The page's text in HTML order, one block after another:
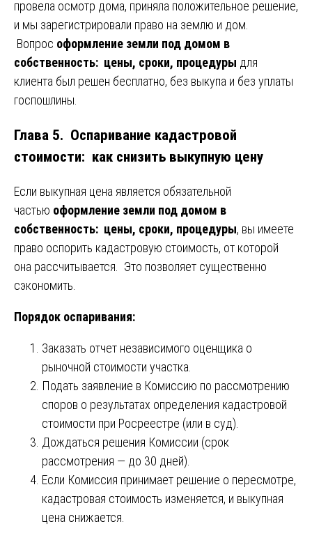
провела осмотр дома, приняла положительное решение,
и мы зарегистрировали право на землю и дом.
Вопрос оформление земли под домом в
собственность: цены, сроки, процедуры для
клиента был решен бесплатно, без выкупа и без уплаты
госпошлины.
Глава 5. Оспаривание кадастровой
стоимости: как снизить выкупную цену
Если выкупная цена является обязательной
частью оформление земли под домом в
собственность: цены, сроки, процедуры, вы имеете
право оспорить кадастровую стоимость, от которой
она рассчитывается. Это позволяет существенно
сэкономить.
Порядок оспаривания:
Заказать отчет независимого оценщика о
рыночной стоимости участка.
Подать заявление в Комиссию по рассмотрению
споров о результатах определения кадастровой
стоимости при Росреестре (или в суд).
Дождаться решения Комиссии (срок
рассмотрения — до 30 дней).
Если Комиссия принимает решение о пересмотре,
кадастровая стоимость изменяется, и выкупная
цена снижается.